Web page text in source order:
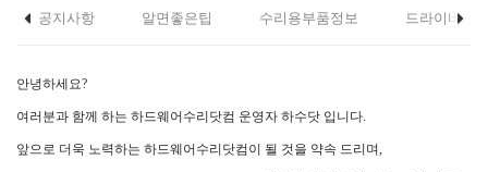
"노트북부서" 1월 임시휴가 안내
2025년 8월 휴가안내입니다.
2024년 한가위 휴일 안내
공지사항 알면좋은팁 수리용부품정보 드라이버
안녕하세요?
여러분과 함께 하는 하드웨어수리닷컴 운영자 하수닷 입니다.
앞으로 더욱 노력하는 하드웨어수리닷컴이 될 것을 약속 드리며,